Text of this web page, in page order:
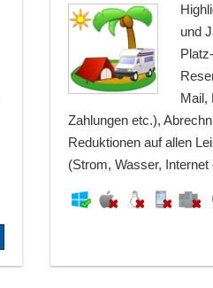
und
Mail,
Zahlungen etc.),
Reduktionen auf allen
(Strom, Wasser,